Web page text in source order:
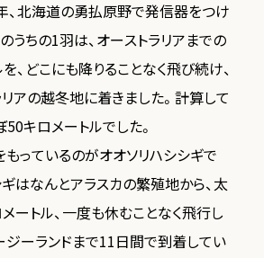
、北海道の勇払原野で発信器をつけ
うちの1羽は、オーストラリアまでの
、どこにも降りることなく飛び続け、
アの越冬地に着きました。計算して
キロメートルでした。
っているのがオオソリハシシギで
はなんとアラスカの繁殖地から、太
ートル、一度も休むことなく飛行し
ジーランドまで11日間で到着してい